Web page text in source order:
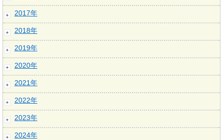
2017年
2018年
2019年
2020年
2021年
2022年
2023年
2024年